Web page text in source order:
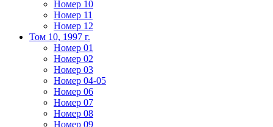
Номер 10
Номер 11
Номер 12
Том 10, 1997 г.
Номер 01
Номер 02
Номер 03
Номер 04-05
Номер 06
Номер 07
Номер 08
Номер 09